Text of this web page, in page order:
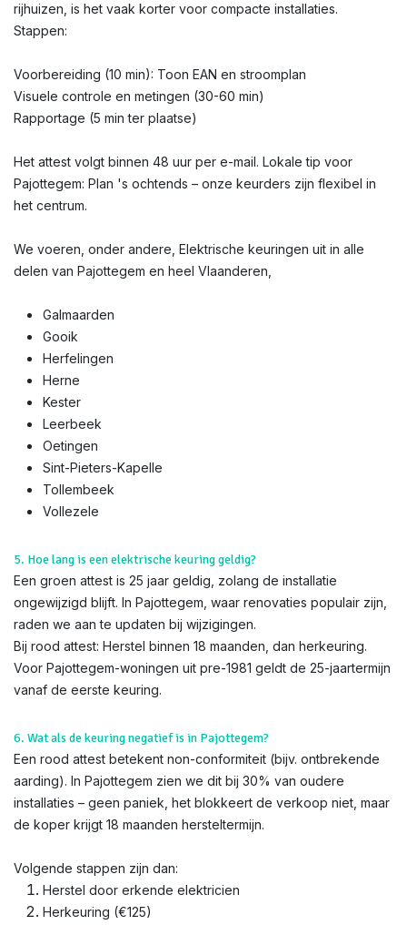
rijhuizen, is het vaak korter voor compacte installaties.
Stappen:
Voorbereiding (10 min): Toon EAN en stroomplan
Visuele controle en metingen (30-60 min)
Rapportage (5 min ter plaatse)
Het attest volgt binnen 48 uur per e-mail. Lokale tip voor
Pajottegem: Plan 's ochtends – onze keurders zijn flexibel in
het centrum.
We voeren, onder andere, Elektrische keuringen uit in alle
delen van Pajottegem en heel Vlaanderen,
Galmaarden
Gooik
Herfelingen
Herne
Kester
Leerbeek
Oetingen
Sint-Pieters-Kapelle
Tollembeek
Vollezele
5. Hoe lang is een elektrische keuring geldig?
Een groen attest is 25 jaar geldig, zolang de installatie
ongewijzigd blijft. In Pajottegem, waar renovaties populair zijn,
raden we aan te updaten bij wijzigingen.
Bij rood attest: Herstel binnen 18 maanden, dan herkeuring.
Voor Pajottegem-woningen uit pre-1981 geldt de 25-jaartermijn
vanaf de eerste keuring.
6. Wat als de keuring negatief is in Pajottegem?
Een rood attest betekent non-conformiteit (bijv. ontbrekende
aarding). In Pajottegem zien we dit bij 30% van oudere
installaties – geen paniek, het blokkeert de verkoop niet, maar
de koper krijgt 18 maanden hersteltermijn.
Volgende stappen zijn dan:
Herstel door erkende elektricien
Herkeuring (€125)